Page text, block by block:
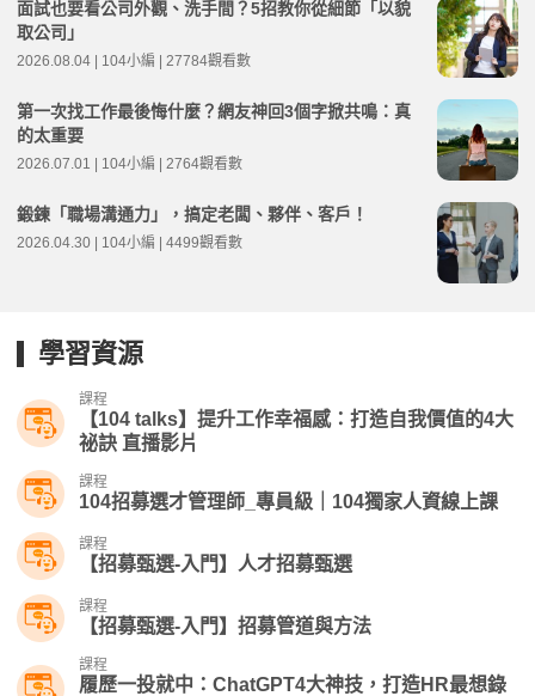
面試也要看公司外觀、洗手間？5招教你從細節「以貌
取公司」
2026.08.04 | 104小編 | 27784觀看數
第一次找工作最後悔什麼？網友神回3個字掀共鳴：真
的太重要
2026.07.01 | 104小編 | 2764觀看數
鍛鍊「職場溝通力」，搞定老闆、夥伴、客戶！
2026.04.30 | 104小編 | 4499觀看數
學習資源
課程
【104 talks】提升工作幸福感：打造自我價值的4大
祕訣 直播影片
課程
104招募選才管理師_專員級｜104獨家人資線上課
課程
【招募甄選-入門】人才招募甄選
課程
【招募甄選-入門】招募管道與方法
課程
履歷一投就中：ChatGPT4大神技，打造HR最想錄